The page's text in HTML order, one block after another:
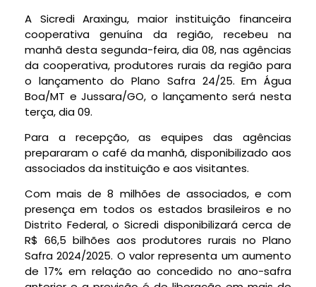
A Sicredi Araxingu, maior instituição financeira
cooperativa genuína da região, recebeu na
manhã desta segunda-feira, dia 08, nas agências
da cooperativa, produtores rurais da região para
o lançamento do Plano Safra 24/25. Em Água
Boa/MT e Jussara/GO, o lançamento será nesta
terça, dia 09.
Para a recepção, as equipes das agências
prepararam o café da manhã, disponibilizado aos
associados da instituição e aos visitantes.
Com mais de 8 milhões de associados, e com
presença em todos os estados brasileiros e no
Distrito Federal, o Sicredi disponibilizará cerca de
R$ 66,5 bilhões aos produtores rurais no Plano
Safra 2024/2025. O valor representa um aumento
de 17% em relação ao concedido no ano-safra